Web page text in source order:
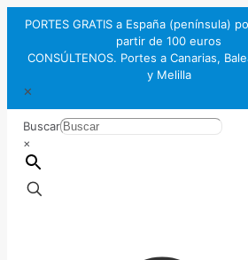
PORTES GRATIS a España (península)
partir de 100 euros
CONSÚLTENOS. Portes a Canarias,
y Melilla
✕
Buscar
×